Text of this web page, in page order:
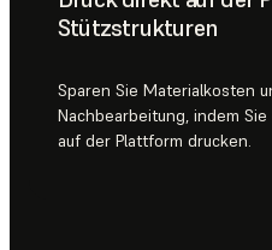
Stützstrukturen
Sparen Sie Materialkosten
Nachbearbeitung, indem
auf der Plattform drucken.